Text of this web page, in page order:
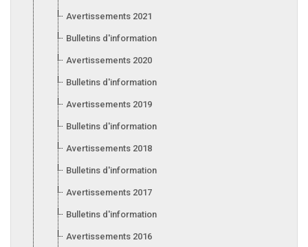
Avertissements 2021
Bulletins d'information 2021
Avertissements 2020
Bulletins d'information 2020
Avertissements 2019
Bulletins d'information 2019
Avertissements 2018
Bulletins d'information 2018
Avertissements 2017
Bulletins d'information 2017
Avertissements 2016